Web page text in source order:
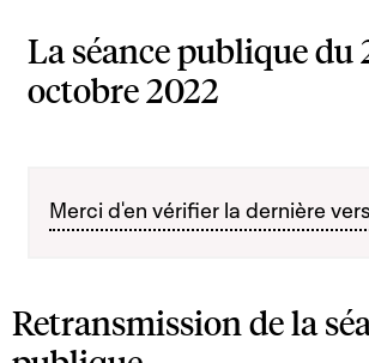
La séance publique du
octobre 2022
Merci d'en vérifier la dernière
Retransmission de la